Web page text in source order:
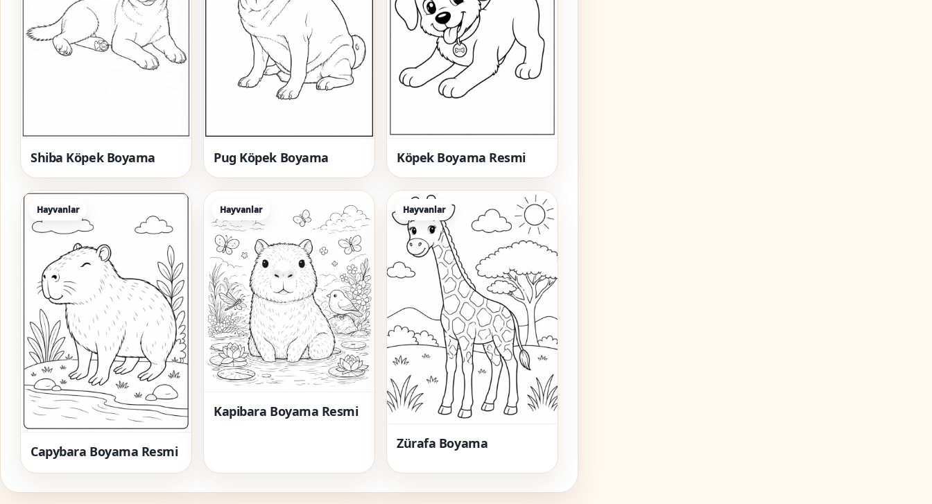
Shiba Köpek Boyama Pug Köpek Boyama Köpek Boyama Resmi
Hayvanlar
Capybara Boyama Resmi
Hayvanlar
Kapibara Boyama Resmi
Hayvanlar
Zürafa Boyama